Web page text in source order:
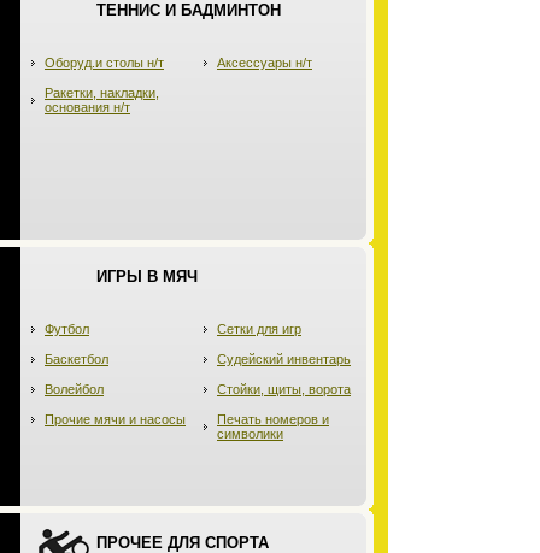
ТЕННИС И БАДМИНТОН
Оборуд.и столы н/т
Ракетки, накладки,
основания н/т
Аксессуары н/т
ИГРЫ В МЯЧ
Футбол
Баскетбол
Волейбол
Прочие мячи и насосы
Сетки для игр
Судейский инвентарь
Стойки, щиты, ворота
Печать номеров и
символики
ПРОЧЕЕ ДЛЯ СПОРТА